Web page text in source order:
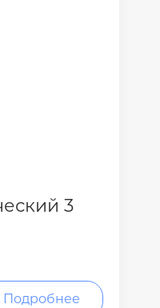
3
Подробнее